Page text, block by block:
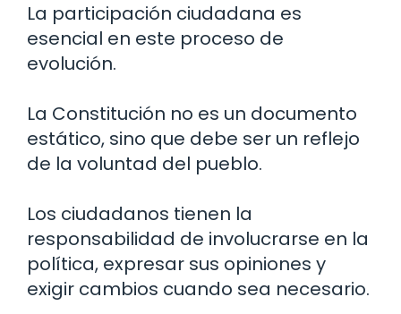
La participación ciudadana es
esencial en este proceso de
evolución.
La Constitución no es un documento
estático, sino que debe ser un reflejo
de la voluntad del pueblo.
Los ciudadanos tienen la
responsabilidad de involucrarse en la
política, expresar sus opiniones y
exigir cambios cuando sea necesario.